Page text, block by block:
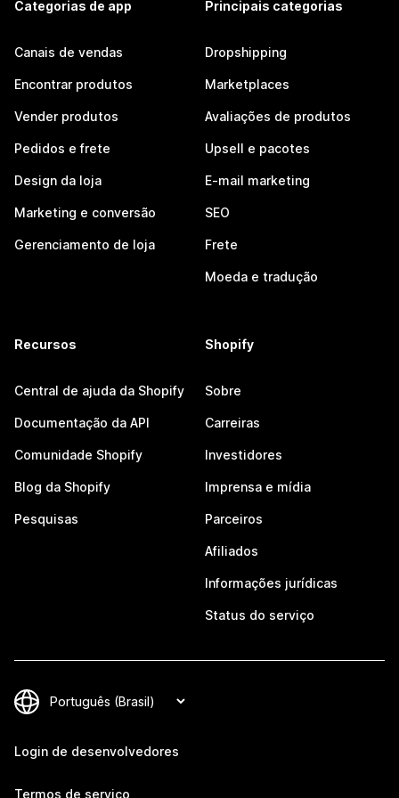
Categorias de app
Canais de vendas
Encontrar produtos
Vender produtos
Pedidos e frete
Design da loja
Marketing e conversão
Gerenciamento de loja
Principais categorias
Dropshipping
Marketplaces
Avaliações de produtos
Upsell e pacotes
E-mail marketing
SEO
Frete
Moeda e tradução
Recursos
Central de ajuda da Shopify
Documentação da API
Comunidade Shopify
Blog da Shopify
Pesquisas
Shopify
Sobre
Carreiras
Investidores
Imprensa e mídia
Parceiros
Afiliados
Informações jurídicas
Status do serviço
Login de desenvolvedores
Termos de serviço